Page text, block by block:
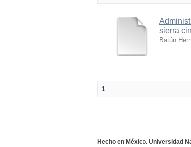
sierra
Batún
1
Hecho en México. Universidad